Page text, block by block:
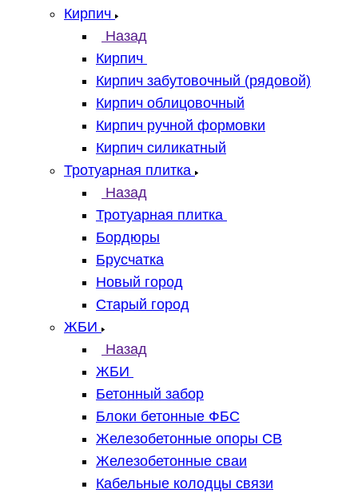
Кирпич
Назад
Кирпич
Кирпич забутовочный (рядовой)
Кирпич облицовочный
Кирпич ручной формовки
Кирпич силикатный
Тротуарная плитка
Назад
Тротуарная плитка
Бордюры
Брусчатка
Новый город
Старый город
ЖБИ
Назад
ЖБИ
Бетонный забор
Блоки бетонные ФБС
Железобетонные опоры СВ
Железобетонные сваи
Кабельные колодцы связи